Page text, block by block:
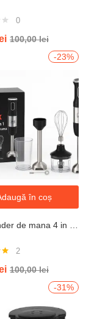
0
100,00lei
-23%
în coș
2
100,00lei
-31%